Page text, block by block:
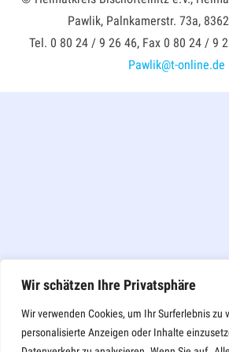
Wir schätzen Ihre Privatsphäre
Wir verwenden Cookies, um Ihr Surferlebnis zu
personalisierte Anzeigen oder Inhalte
Pawlik, Palnkamerstr. 73a,
Tel. 0 80 24 / 9 26 46, Fax 0 80 24 / 9
Pawlik@t-online.de